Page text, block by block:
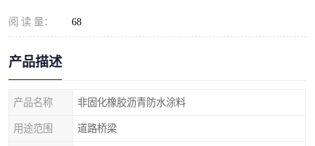
阅 读 量： 68
产品描述
产品名称 非固化橡胶沥青防水涂料
用途范围 道路桥梁